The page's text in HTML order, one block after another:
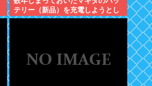
テリー（新品）を充電しようとし
たらエラーで充電できないんだ